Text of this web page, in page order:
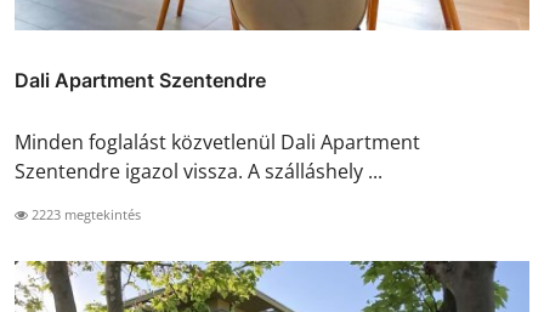
Dali Apartment Szentendre
Minden foglalást közvetlenül Dali Apartment
Szentendre igazol vissza. A szálláshely ...
2223 megtekintés